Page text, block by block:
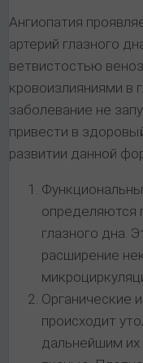
Ангиопатия
артерий глазного
ветвистостью
кровоизлияниями в
заболевание не
привести в
развитии данной
определяются
глазного дна.
расширение
Органические
происходит
дальнейшим